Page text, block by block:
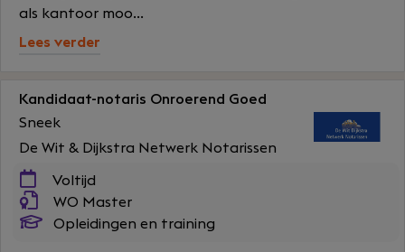
als kantoor moo...
Lees verder
Kandidaat-notaris Onroerend Goed
Sneek
De Wit & Dijkstra Netwerk Notarissen
Voltijd
WO Master
Opleidingen en training